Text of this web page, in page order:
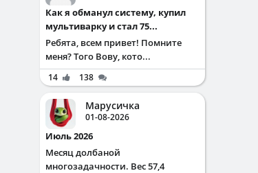
Как я обманул систему, купил
мультиварку и стал 75...
Ребята, всем привет! Помните
меня? Того Вову, кото...
14 138
Марусичка
01-08-2026
Июль 2026
Месяц долбаной
многозадачности. Вес 57,4